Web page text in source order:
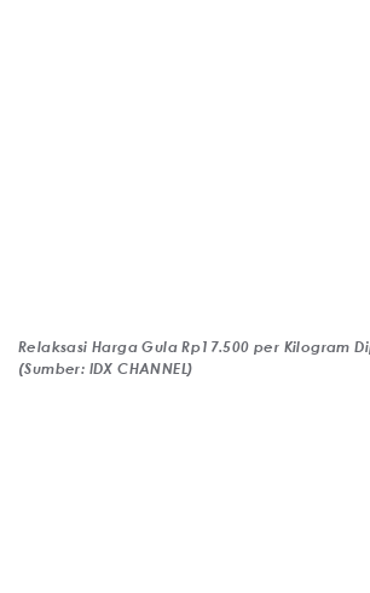
Relaksasi Harga Gula Rp17.500 per Kilogram
(Sumber: IDX CHANNEL)